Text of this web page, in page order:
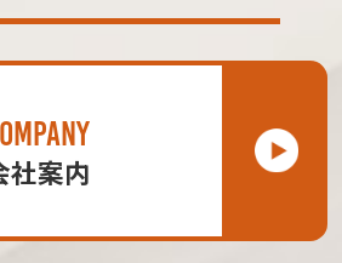
社案内